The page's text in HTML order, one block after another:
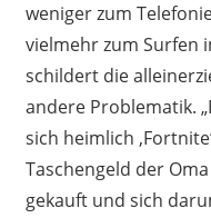
weniger zum
vielmehr zum Surfen
schildert die
andereProblematik.
sich heimlich ‚Fortnite
Taschengeld derOma
gekauftund sich